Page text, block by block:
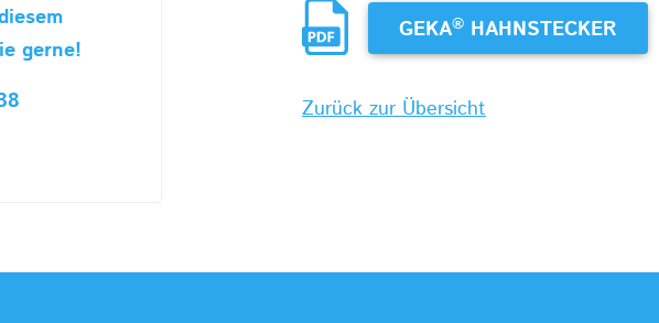
gerne!
GEKA®HAHNSTECKER
Zurück zur Übersicht